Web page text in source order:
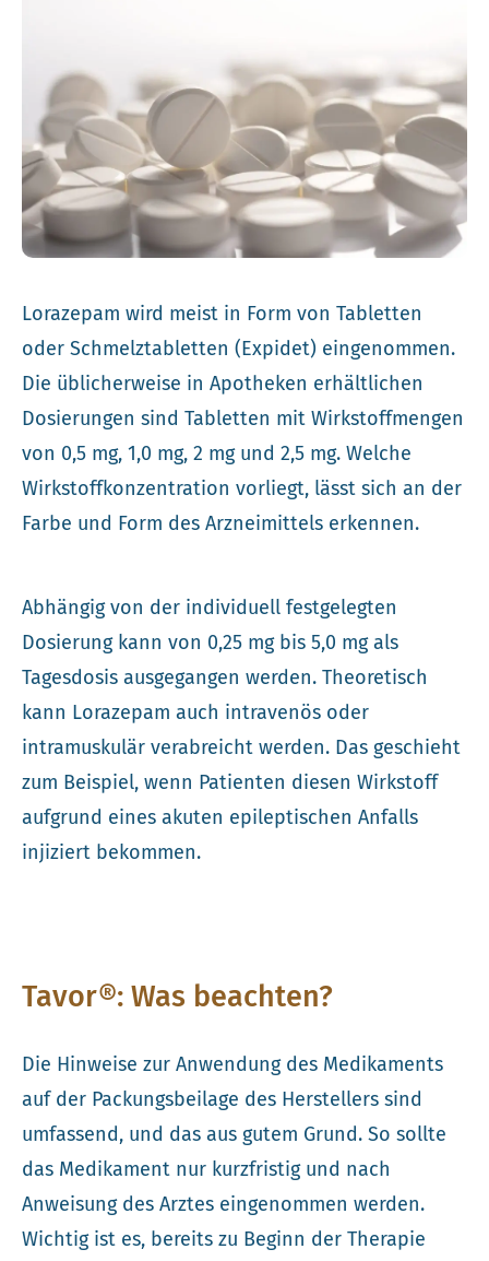
Lorazepam wird meist in Form von Tabletten
oder Schmelztabletten (Expidet) eingenommen.
Die üblicherweise in Apotheken erhältlichen
Dosierungen sind Tabletten mit Wirkstoffmengen
von 0,5 mg, 1,0 mg, 2 mg und 2,5 mg. Welche
Wirkstoffkonzentration vorliegt, lässt sich an der
Farbe und Form des Arzneimittels erkennen.
Abhängig von der individuell festgelegten
Dosierung kann von 0,25 mg bis 5,0 mg als
Tagesdosis ausgegangen werden. Theoretisch
kann Lorazepam auch intravenös oder
intramuskulär verabreicht werden. Das geschieht
zum Beispiel, wenn Patienten diesen Wirkstoff
aufgrund eines akuten epileptischen Anfalls
injiziert bekommen.
Tavor®: Was beachten?
Die Hinweise zur Anwendung des Medikaments
auf der Packungsbeilage des Herstellers sind
umfassend, und das aus gutem Grund. So sollte
das Medikament nur kurzfristig und nach
Anweisung des Arztes eingenommen werden.
Wichtig ist es, bereits zu Beginn der Therapie